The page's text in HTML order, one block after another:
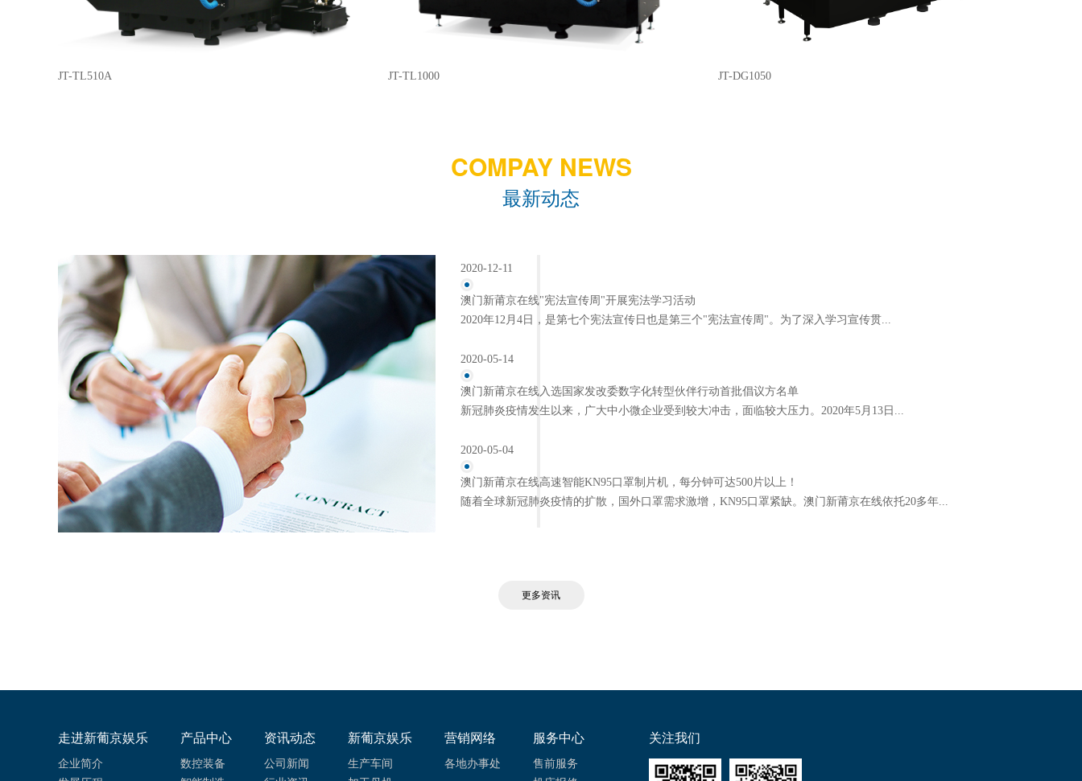
JT-TL510A JT-TL1000 JT-DG1050
COMPAY NEWS
最新动态
2020-12-11
澳门新莆京在线"宪法宣传周"开展宪法学习活动
2020年12月4日，是第七个宪法宣传日也是第三个"宪法宣传周"。为了深入学习宣传贯...
2020-05-14
澳门新莆京在线入选国家发改委数字化转型伙伴行动首批倡议方名单
新冠肺炎疫情发生以来，广大中小微企业受到较大冲击，面临较大压力。2020年5月13日...
2020-05-04
澳门新莆京在线高速智能KN95口罩制片机，每分钟可达500片以上！
随着全球新冠肺炎疫情的扩散，国外口罩需求激增，KN95口罩紧缺。澳门新莆京在线依托20多年...
更多资讯
走进新葡京娱乐
企业简介
产品中心
数控装备
资讯动态
公司新闻
新葡京娱乐
生产车间
营销网络
各地办事处
服务中心
售前服务
关注我们